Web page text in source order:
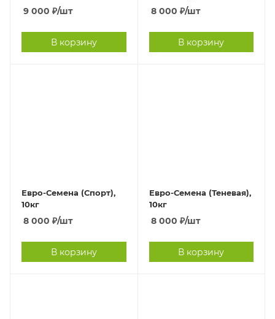
9 000 ₽/шт
В корзину
8 000 ₽/шт
В корзину
Евро-Семена (Спорт),
10кг
8 000 ₽/шт
В корзину
Евро-Семена (Теневая),
10кг
8 000 ₽/шт
В корзину